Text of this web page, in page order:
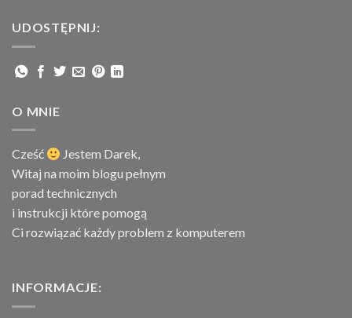
UDOSTĘPNIJ:
O MNIE
Cześć Jestem Darek,
Witaj na moim blogu pełnym
porad technicznych
i instrukcji które pomogą
Ci rozwiązać każdy problem z komputerem
INFORMACJE: